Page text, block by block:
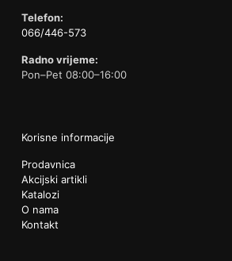
Telefon:
066/446-573
Radno vrijeme:
Pon–Pet 08:00–16:00
Korisne informacije
Prodavnica
Akcijski artikli
Katalozi
O nama
Kontakt